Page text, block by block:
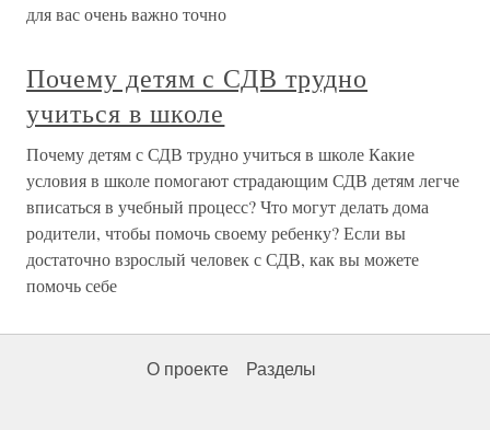
для вас очень важно точно
Почему детям с СДВ трудно
учиться в школе
Почему детям с СДВ трудно учиться в школе Какие
условия в школе помогают страдающим СДВ детям легче
вписаться в учебный процесс? Что могут делать дома
родители, чтобы помочь своему ребенку? Если вы
достаточно взрослый человек с СДВ, как вы можете
помочь себе
О проекте Разделы